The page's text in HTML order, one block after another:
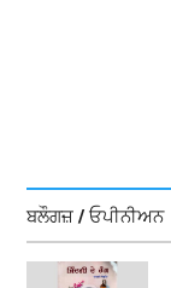
ਬਲੌਗਜ਼ / ਓਪੀਨੀਅਨ